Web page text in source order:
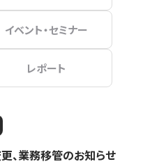
イベント・セミナー
レポート
、業務移管のお知らせ